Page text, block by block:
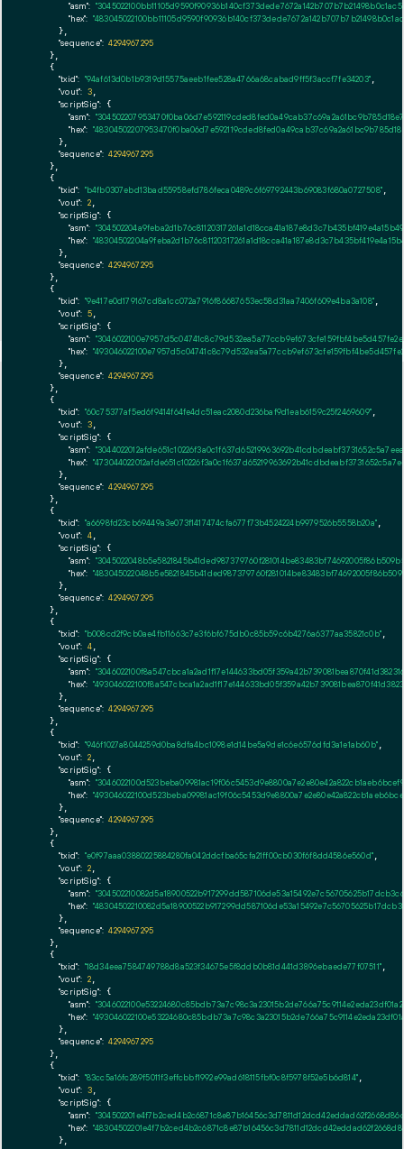
"asm":
"hex":
      },
"sequence": 4294967295
    },
    {
"txid": "94af613d0b1b9319d15575aeeb1fee528a4766a68cabad9ff5f3accf7fe34203",
"vout": 3,
"scriptSig": {
"asm":
"hex":
      },
"sequence": 4294967295
    },
    {
"txid": "b4fb0307ebd13bad55958efd786feca0489c6f69792443b69083f680a0727508",
"vout": 2,
"scriptSig": {
"asm":
"hex":
      },
"sequence": 4294967295
    },
    {
"txid": "9e417e0d179167cd8a1cc072a7916f86687653ec58d31aa7406f609e4ba3a108",
"vout": 5,
"scriptSig": {
"asm":
"hex":
      },
"sequence": 4294967295
    },
    {
"txid": "60c75377af5ed6f9414f64fe4dc51eac2080d236baf9d1eab6159c25f2469609",
"vout": 3,
"scriptSig": {
"asm":
"hex":
      },
"sequence": 4294967295
    },
    {
"txid": "a6698fd23cb69449a3e073f1417474cfa677f73b4524224b9979526b5558b20a",
"vout": 4,
"scriptSig": {
"asm":
"hex":
      },
"sequence": 4294967295
    },
    {
"txid": "b008cd2f9cb0ae4fb11663c7e3f6bf675db0c85b59c6b4276a6377aa35821c0b",
"vout": 4,
"scriptSig": {
"asm":
"hex":
      },
"sequence": 4294967295
    },
    {
"txid": "946f1027a8044259d0ba8dfa4bc1098e1d14be5a9de1c6e6576dfd3a1e1ab60b",
"vout": 2,
"scriptSig": {
"asm":
"hex":
      },
"sequence": 4294967295
    },
    {
"txid": "e0f97aaa03880225884280fa042ddcfba65cfa21ff00cb030f6f8dd4586e560d",
"vout": 2,
"scriptSig": {
"asm":
"hex":
      },
"sequence": 4294967295
    },
    {
"txid": "18d34eea7584749788d8a523f34675e5f8ddb0b81d441d3896ebaede77f07511",
"vout": 2,
"scriptSig": {
"asm":
"hex":
      },
"sequence": 4294967295
    },
    {
"txid": "83cc5a16fc289f5011f3effcbbf1992e99ad618115fbf0c8f5978f52e5b6d814",
"vout": 3,
"scriptSig": {
"asm":
"hex":
      },